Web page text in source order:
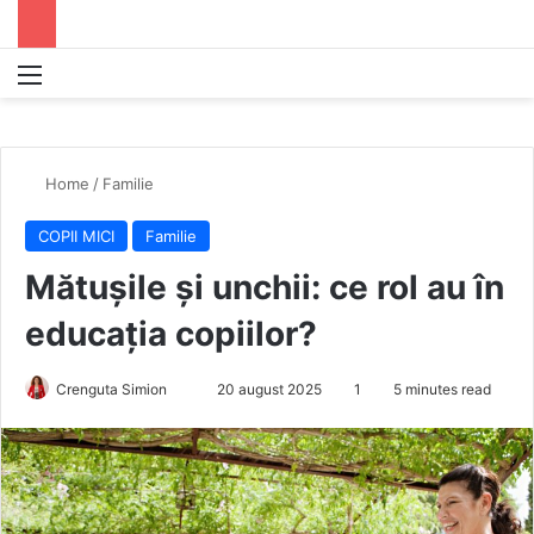
Home / Familie
COPII MICI Familie
Mătușile și unchii: ce rol au în
educația copiilor?
Crenguta Simion
n
d
a
20 august 2025 1 5 minutes read